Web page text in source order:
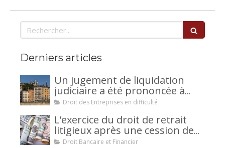
Rechercher
Derniers articles
Un jugement de liquidation
judiciaire a été prononcée à
votre encontre : comment
Droit des Entreprises en difficulté
L’exercice du droit de retrait
litigieux après une cession de
créance : un mécanisme
Droit Bancaire et Financier